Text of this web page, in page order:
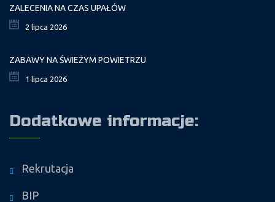
ZALECENIA NA CZAS UPAŁÓW
2 lipca 2026
ZABAWY NA ŚWIEŻYM POWIETRZU
1 lipca 2026
Dodatkowe informacje:
Rekrutacja
BIP